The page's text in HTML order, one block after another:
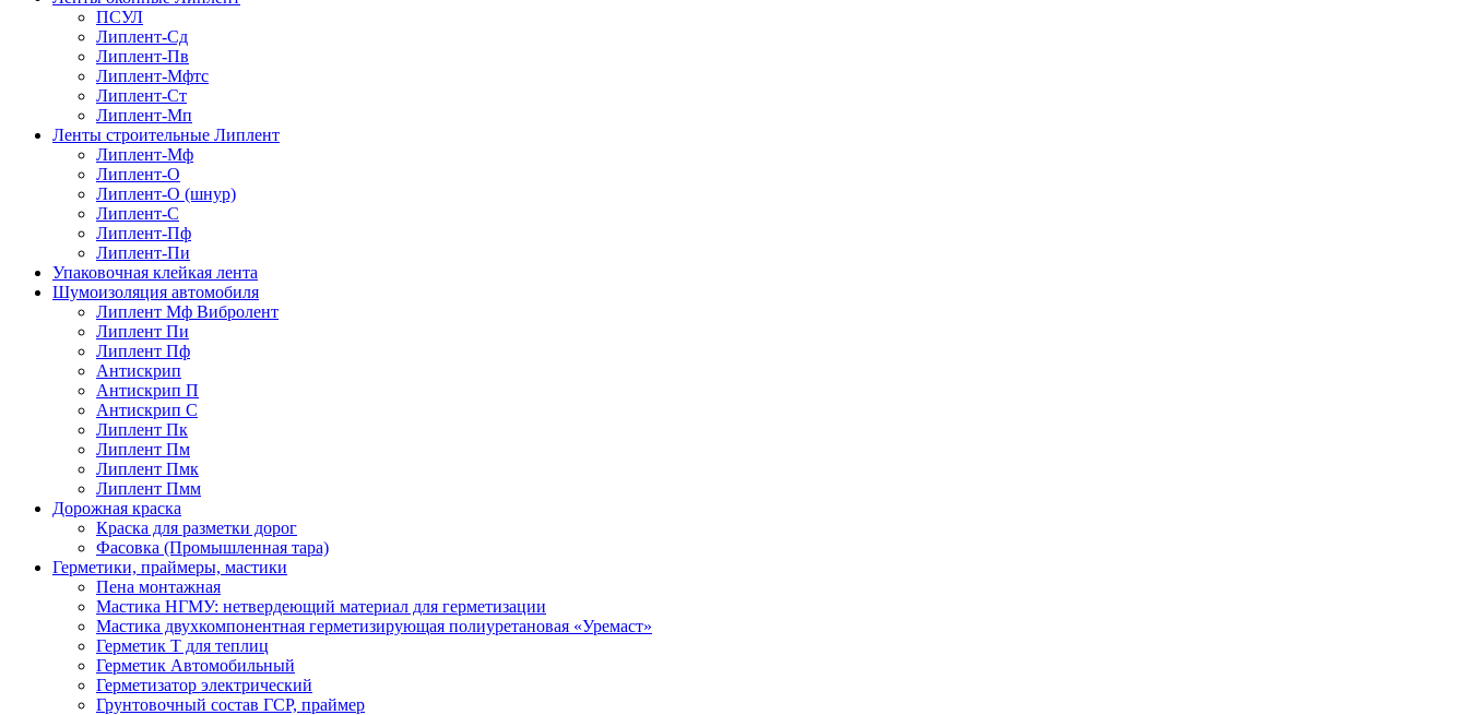
ПСУЛ
Липлент-Сд
Липлент-Пв
Липлент-Мфтс
Липлент-Ст
Липлент-Мп
Ленты строительные Липлент
Липлент-Мф
Липлент-О
Липлент-О (шнур)
Липлент-С
Липлент-Пф
Липлент-Пи
Упаковочная клейкая лента
Шумоизоляция автомобиля
Липлент Мф Вибролент
Липлент Пи
Липлент Пф
Антискрип
Антискрип П
Антискрип С
Липлент Пк
Липлент Пм
Липлент Пмк
Липлент Пмм
Дорожная краска
Краска для разметки дорог
Фасовка (Промышленная тара)
Герметики, праймеры, мастики
Пена монтажная
Мастика НГМУ: нетвердеющий материал для герметизации
Мастика двухкомпонентная герметизирующая полиуретановая «Уремаст»
Герметик Т для теплиц
Герметик Автомобильный
Герметизатор электрический
Грунтовочный состав ГСР, праймер